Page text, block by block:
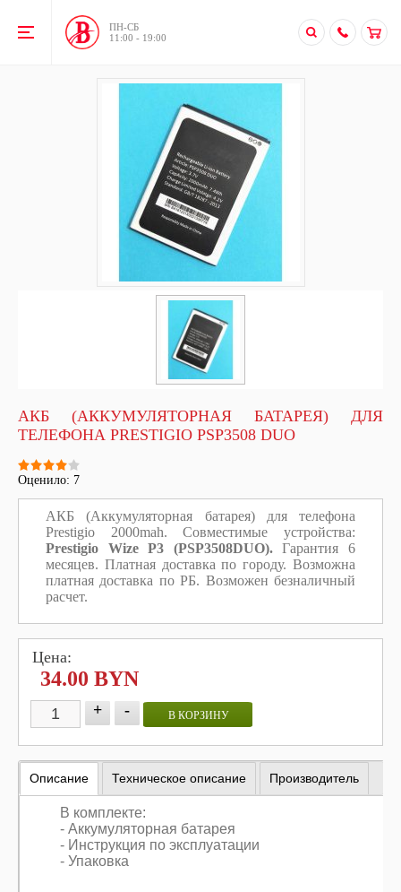
ПН-CБ
11:00 - 19:00
АКБ (АККУМУЛЯТОРНАЯ БАТАРЕЯ) ДЛЯ
ТЕЛЕФОНА PRESTIGIO PSP3508 DUO
Оценило: 7
АКБ (Аккумуляторная батарея) для телефона
Prestigio 2000mah. Совместимые устройства:
Prestigio Wize P3 (PSP3508DUO).Гарантия 6
месяцев. Платная доставка по городу. Возможна
платная доставка по РБ. Возможен безналичный
расчет.
Цена:
34.00 BYN
+ - В КОРЗИНУ
Описание Техническое описание Производитель
В комплекте:
- Аккумуляторная батарея
- Инструкция по эксплуатации
- Упаковка